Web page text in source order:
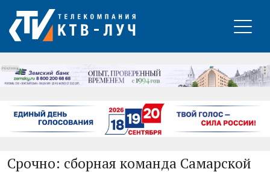
РЕКЛАМА
Срочно: сборная команда Самарской